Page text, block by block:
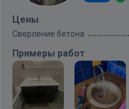
Цены
Сверление бетона
Примеры работ